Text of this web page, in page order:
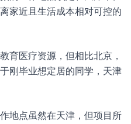
家近且生活成本相对可控的
育医疗资源，但相比北京，
刚毕业想定居的同学，天津
地点虽然在天津，但项目所